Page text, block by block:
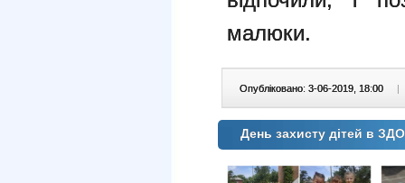
малюки.
Опубліковано: 3-06-2019, 18:00 |
День захисту дітей в